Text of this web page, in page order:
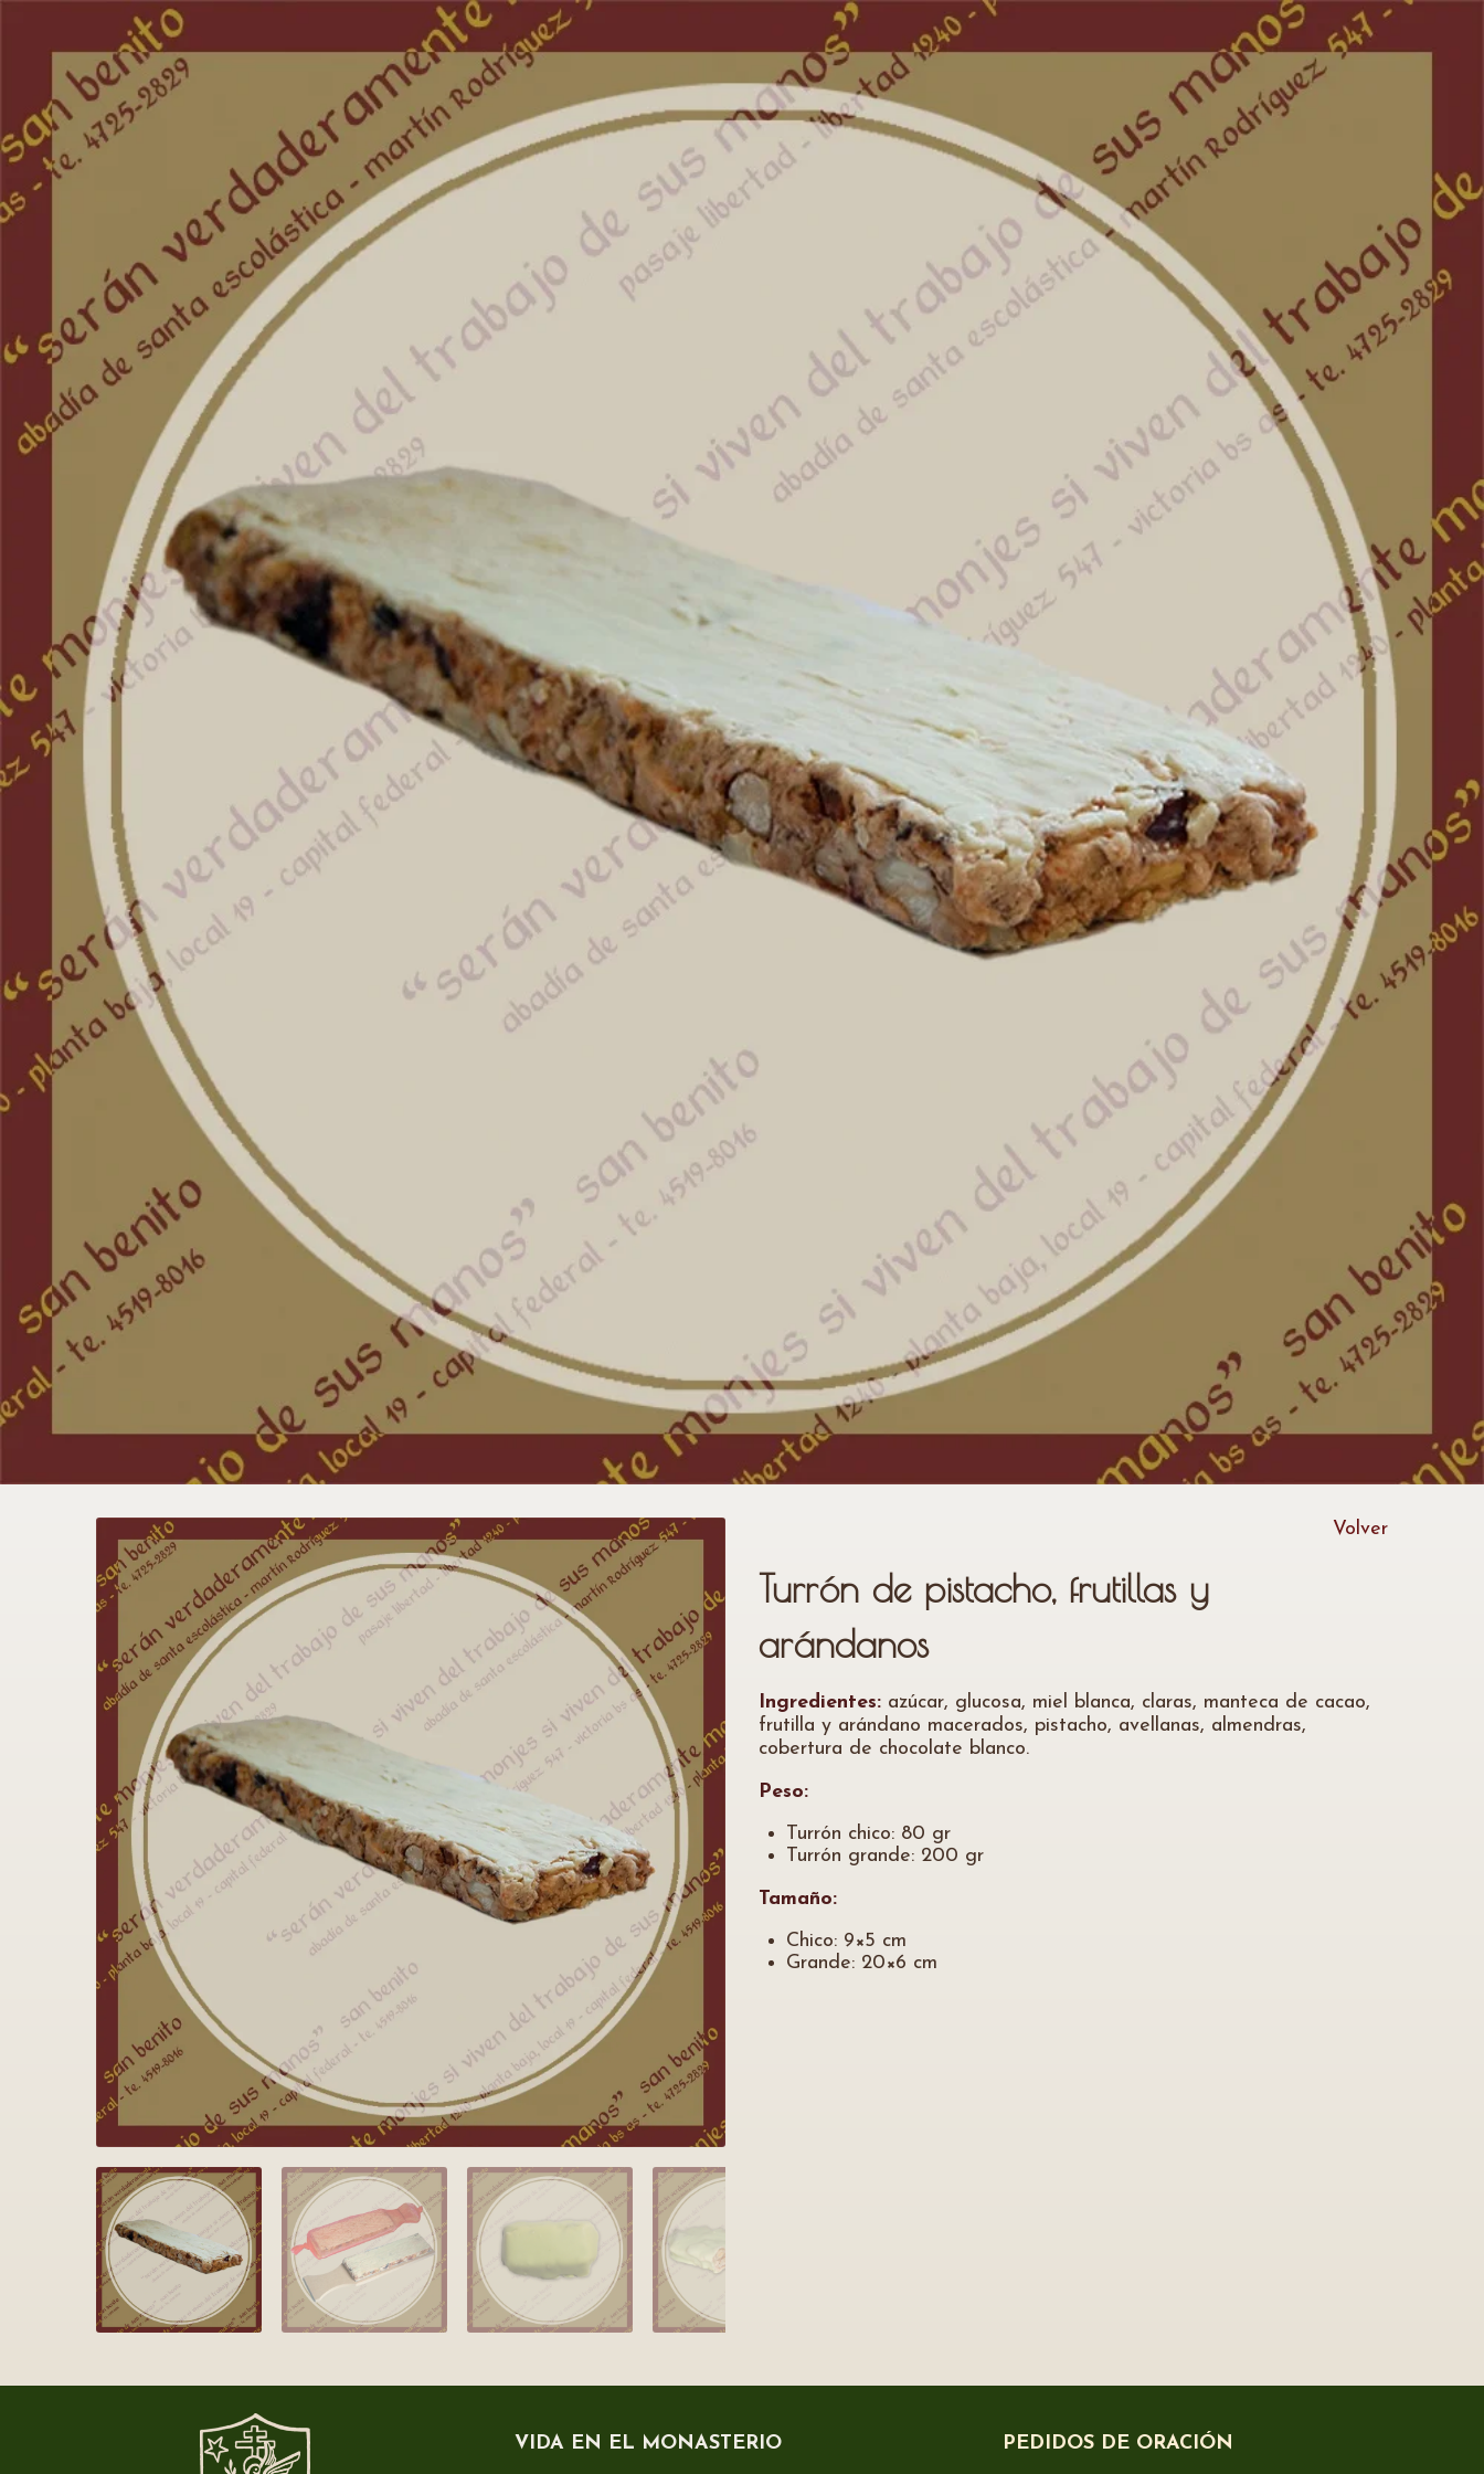
Volver
Turrón de pistacho, frutillas y
arándanos
Ingredientes: azúcar, glucosa, miel blanca, claras, manteca de cacao,
frutilla y arándano macerados, pistacho, avellanas, almendras,
cobertura de chocolate blanco.
Peso:
Turrón chico: 80 gr
Turrón grande: 200 gr
Tamaño:
Chico: 9×5 cm
Grande: 20×6 cm
VIDA EN EL MONASTERIO PEDIDOS DE ORACIÓN